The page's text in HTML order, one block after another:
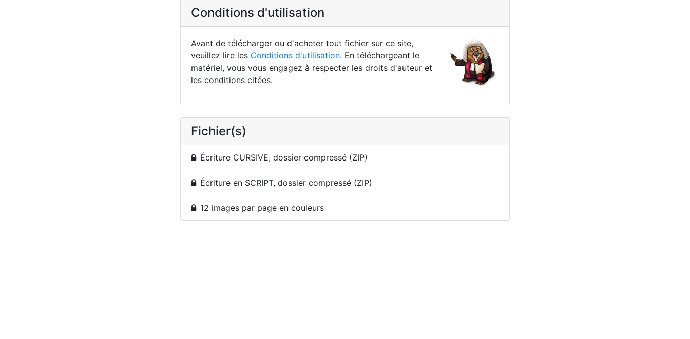
Conditions d'utilisation
Avant de télécharger ou d'acheter tout fichier sur ce site,
veuillez lire les Conditions d'utilisation. En téléchargeant le
matériel, vous vous engagez à respecter les droits d'auteur et
les conditions citées.
Fichier(s)
Écriture CURSIVE, dossier compressé (ZIP)
Écriture en SCRIPT, dossier compressé (ZIP)
12 images par page en couleurs